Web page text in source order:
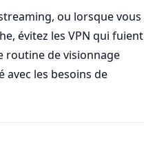
ou lorsque vous
évitez les VPN qui fuient
routine de visionnage
les besoins de